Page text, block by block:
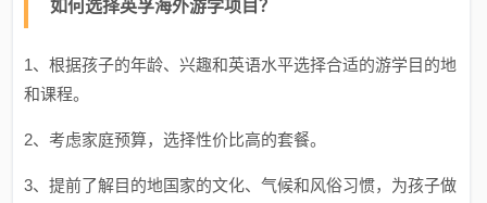
如何选择英孚海外游学项目？
1、根据孩子的年龄、兴趣和英语水平选择合适的游学目的地
和课程。
2、考虑家庭预算，选择性价比高的套餐。
3、提前了解目的地国家的文化、气候和风俗习惯，为孩子做